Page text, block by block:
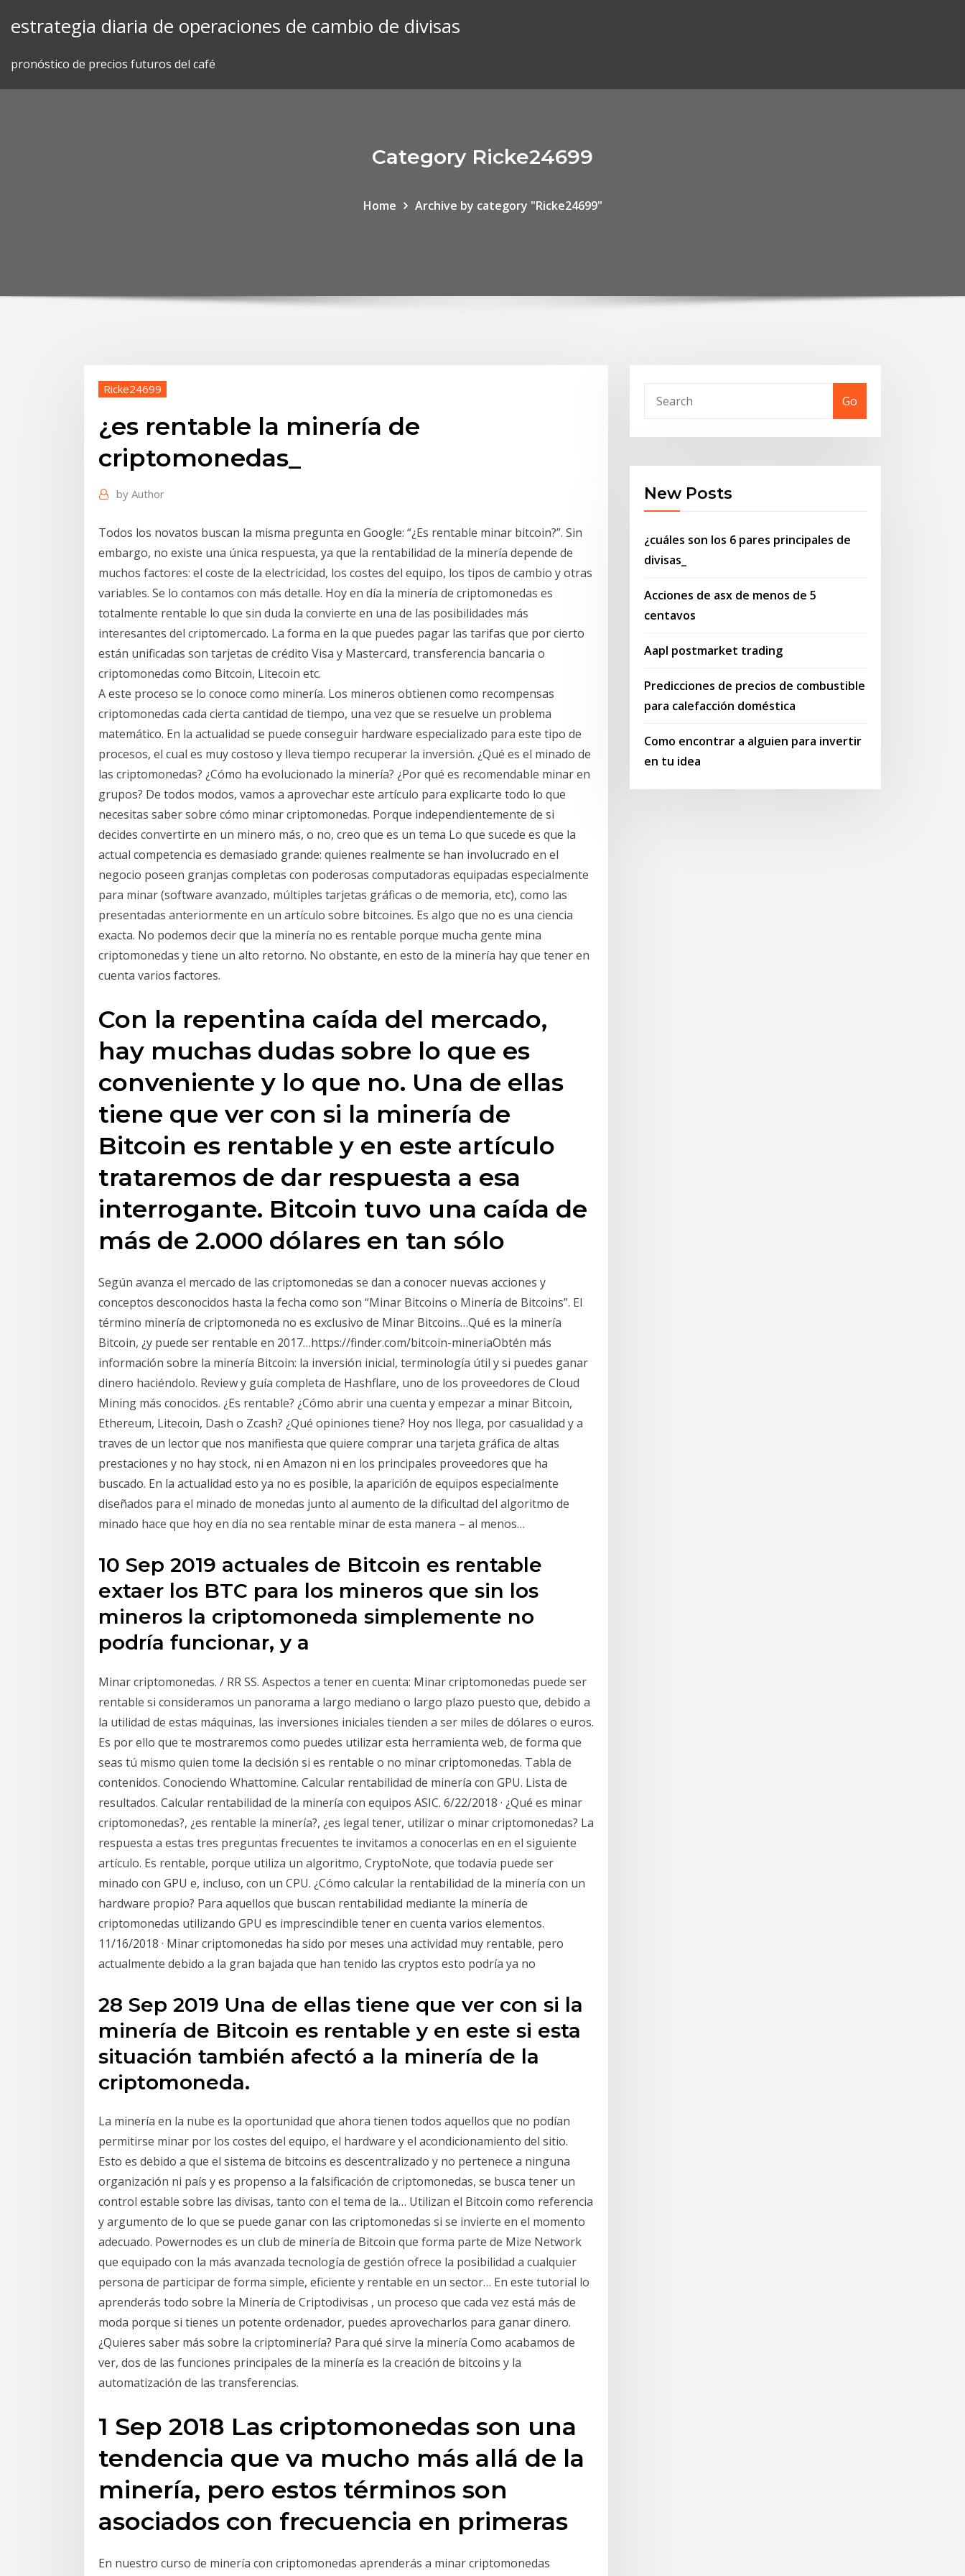
estrategia diaria de operaciones de cambio de divisas
pronóstico de precios futuros del café
Category Ricke24699
Home Archive by category "Ricke24699"
Ricke24699
¿es rentable la minería de
criptomonedas_
by Author
Todos los novatos buscan la misma pregunta en Google: “¿Es rentable minar bitcoin?”. Sin
embargo, no existe una única respuesta, ya que la rentabilidad de la minería depende de
muchos factores: el coste de la electricidad, los costes del equipo, los tipos de cambio y otras
variables. Se lo contamos con más detalle. Hoy en día la minería de criptomonedas es
totalmente rentable lo que sin duda la convierte en una de las posibilidades más
interesantes del criptomercado. La forma en la que puedes pagar las tarifas que por cierto
están unificadas son tarjetas de crédito Visa y Mastercard, transferencia bancaria o
criptomonedas como Bitcoin, Litecoin etc.
A este proceso se lo conoce como minería. Los mineros obtienen como recompensas
criptomonedas cada cierta cantidad de tiempo, una vez que se resuelve un problema
matemático. En la actualidad se puede conseguir hardware especializado para este tipo de
procesos, el cual es muy costoso y lleva tiempo recuperar la inversión. ¿Qué es el minado de
las criptomonedas? ¿Cómo ha evolucionado la minería? ¿Por qué es recomendable minar en
grupos? De todos modos, vamos a aprovechar este artículo para explicarte todo lo que
necesitas saber sobre cómo minar criptomonedas. Porque independientemente de si
decides convertirte en un minero más, o no, creo que es un tema Lo que sucede es que la
actual competencia es demasiado grande: quienes realmente se han involucrado en el
negocio poseen granjas completas con poderosas computadoras equipadas especialmente
para minar (software avanzado, múltiples tarjetas gráficas o de memoria, etc), como las
presentadas anteriormente en un artículo sobre bitcoines. Es algo que no es una ciencia
exacta. No podemos decir que la minería no es rentable porque mucha gente mina
criptomonedas y tiene un alto retorno. No obstante, en esto de la minería hay que tener en
cuenta varios factores.
Con la repentina caída del mercado,
hay muchas dudas sobre lo que es
conveniente y lo que no. Una de ellas
tiene que ver con si la minería de
Bitcoin es rentable y en este artículo
trataremos de dar respuesta a esa
interrogante. Bitcoin tuvo una caída de
más de 2.000 dólares en tan sólo
Según avanza el mercado de las criptomonedas se dan a conocer nuevas acciones y
conceptos desconocidos hasta la fecha como son “Minar Bitcoins o Minería de Bitcoins”. El
término minería de criptomoneda no es exclusivo de Minar Bitcoins…Qué es la minería
Bitcoin, ¿y puede ser rentable en 2017…https://finder.com/bitcoin-mineriaObtén más
información sobre la minería Bitcoin: la inversión inicial, terminología útil y si puedes ganar
dinero haciéndolo. Review y guía completa de Hashflare, uno de los proveedores de Cloud
Mining más conocidos. ¿Es rentable? ¿Cómo abrir una cuenta y empezar a minar Bitcoin,
Ethereum, Litecoin, Dash o Zcash? ¿Qué opiniones tiene? Hoy nos llega, por casualidad y a
traves de un lector que nos manifiesta que quiere comprar una tarjeta gráfica de altas
prestaciones y no hay stock, ni en Amazon ni en los principales proveedores que ha
buscado. En la actualidad esto ya no es posible, la aparición de equipos especialmente
diseñados para el minado de monedas junto al aumento de la dificultad del algoritmo de
minado hace que hoy en día no sea rentable minar de esta manera – al menos…
10 Sep 2019 actuales de Bitcoin es rentable
extaer los BTC para los mineros que sin los
mineros la criptomoneda simplemente no
podría funcionar, y a
Minar criptomonedas. / RR SS. Aspectos a tener en cuenta: Minar criptomonedas puede ser
rentable si consideramos un panorama a largo mediano o largo plazo puesto que, debido a
la utilidad de estas máquinas, las inversiones iniciales tienden a ser miles de dólares o euros.
Es por ello que te mostraremos como puedes utilizar esta herramienta web, de forma que
seas tú mismo quien tome la decisión si es rentable o no minar criptomonedas. Tabla de
contenidos. Conociendo Whattomine. Calcular rentabilidad de minería con GPU. Lista de
resultados. Calcular rentabilidad de la minería con equipos ASIC. 6/22/2018 · ¿Qué es minar
criptomonedas?, ¿es rentable la minería?, ¿es legal tener, utilizar o minar criptomonedas? La
respuesta a estas tres preguntas frecuentes te invitamos a conocerlas en en el siguiente
artículo. Es rentable, porque utiliza un algoritmo, CryptoNote, que todavía puede ser
minado con GPU e, incluso, con un CPU. ¿Cómo calcular la rentabilidad de la minería con un
hardware propio? Para aquellos que buscan rentabilidad mediante la minería de
criptomonedas utilizando GPU es imprescindible tener en cuenta varios elementos.
11/16/2018 · Minar criptomonedas ha sido por meses una actividad muy rentable, pero
actualmente debido a la gran bajada que han tenido las cryptos esto podría ya no
28 Sep 2019 Una de ellas tiene que ver con si la
minería de Bitcoin es rentable y en este si esta
situación también afectó a la minería de la
criptomoneda.
La minería en la nube es la oportunidad que ahora tienen todos aquellos que no podían
permitirse minar por los costes del equipo, el hardware y el acondicionamiento del sitio.
Esto es debido a que el sistema de bitcoins es descentralizado y no pertenece a ninguna
organización ni país y es propenso a la falsificación de criptomonedas, se busca tener un
control estable sobre las divisas, tanto con el tema de la… Utilizan el Bitcoin como referencia
y argumento de lo que se puede ganar con las criptomonedas si se invierte en el momento
adecuado. Powernodes es un club de minería de Bitcoin que forma parte de Mize Network
que equipado con la más avanzada tecnología de gestión ofrece la posibilidad a cualquier
persona de participar de forma simple, eficiente y rentable en un sector… En este tutorial lo
aprenderás todo sobre la Minería de Criptodivisas , un proceso que cada vez está más de
moda porque si tienes un potente ordenador, puedes aprovecharlos para ganar dinero.
¿Quieres saber más sobre la criptominería? Para qué sirve la minería Como acabamos de
ver, dos de las funciones principales de la minería es la creación de bitcoins y la
automatización de las transferencias.
1 Sep 2018 Las criptomonedas son una
tendencia que va mucho más allá de la
minería, pero estos términos son
asociados con frecuencia en primeras
En nuestro curso de minería con criptomonedas aprenderás a minar criptomonedas
Go
New Posts
¿cuáles son los 6 pares principales de
divisas_
Acciones de asx de menos de 5
centavos
Aapl postmarket trading
Predicciones de precios de combustible
para calefacción doméstica
Como encontrar a alguien para invertir
en tu idea